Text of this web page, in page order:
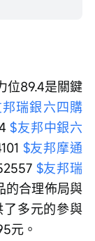
位89.4是關鍵
瑞銀六四購
$友邦中銀六
$友邦摩通
$友邦瑞
的合理佈局與
多元的參與
元。